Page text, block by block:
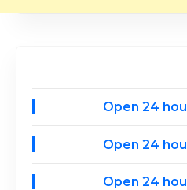
Open 24
Open 24
Open 24